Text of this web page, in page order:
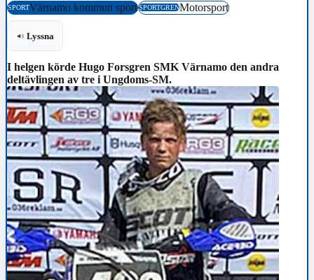
SPORTVärnamo kommun sportSPORTGRENMotorsport
Lyssna
I helgen körde Hugo Forsgren SMK Värnamo den andra
deltävlingen av tre i Ungdoms-SM.